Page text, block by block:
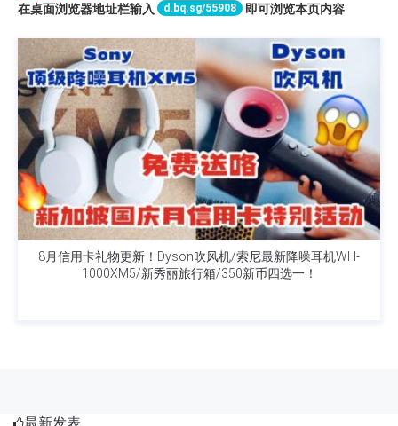
在桌面浏览器地址栏输入
d.bq.sg/55908 即可浏览本页内容
8月信用卡礼物更新！Dyson吹风机/索尼最新降噪耳机WH-
1000XM5/新秀丽旅行箱/350新币四选一！